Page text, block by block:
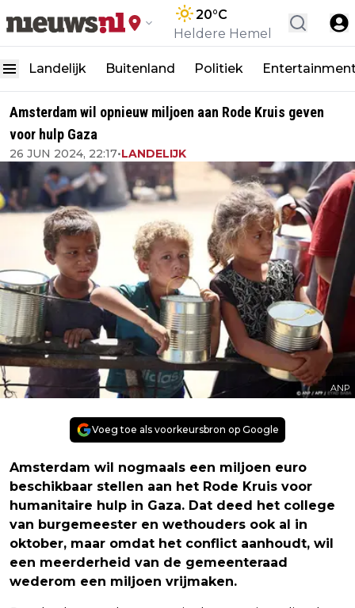
20°C
Heldere Hemel
Landelijk Buitenland Politiek
Amsterdam wil opnieuw miljoen aan Rode Kruis geven
voor hulp Gaza
26 JUN 2024, 22:17•LANDELIJK
ANP
Voeg toe als voorkeursbron op Google
Amsterdam wil nogmaals een miljoen euro
beschikbaar stellen aan het Rode Kruis voor
humanitaire hulp in Gaza. Dat deed het college
van burgemeester en wethouders ook al in
oktober, maar omdat het conflict aanhoudt, wil
een meerderheid van de gemeenteraad
wederom een miljoen vrijmaken.